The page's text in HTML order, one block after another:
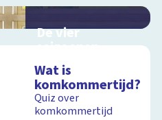
De vier
seizoenen
schoolplaat over de
seizoenen
Wat is
komkommertijd?
Quiz over
komkommertijd